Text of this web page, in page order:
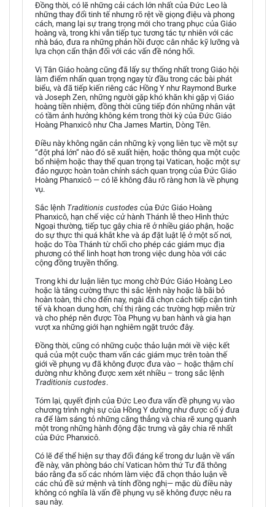
Đồng thời, có lẽ những cải cách lớn nhất của Đức Leo là
những thay đổi tinh tế nhưng rõ rệt về giọng điệu và phong
cách, mang lại sự trang trọng mới cho trang phục của Giáo
hoàng và, trong khi vẫn tiếp tục tương tác tự nhiên với các
nhà báo, đưa ra những phản hồi được cân nhắc kỹ lưỡng và
lựa chọn cẩn thận đối với các vấn đề nóng hổi.
Vị Tân Giáo hoàng cũng đã lấy sự thống nhất trong Giáo hội
làm điểm nhấn quan trọng ngay từ đầu trong các bài phát
biểu, và đã tiếp kiến riêng các Hồng Y như Raymond Burke
và Joseph Zen, những người gặp khó khăn khi gặp vị Giáo
hoàng tiền nhiệm, đồng thời cũng tiếp đón những nhân vật
có tầm ảnh hưởng không kém trong thời kỳ của Đức Giáo
Hoàng Phanxicô như Cha James Martin, Dòng Tên.
Điều này không ngăn cản những kỳ vọng liên tục về một sự
“đột phá lớn” nào đó sẽ xuất hiện, hoặc thông qua một cuộc
bổ nhiệm hoặc thay thế quan trọng tại Vatican, hoặc một sự
đảo ngược hoàn toàn chính sách quan trọng của Đức Giáo
Hoàng Phanxicô — có lẽ không đâu rõ ràng hơn là về phụng
vụ.
Sắc lệnh Traditionis custodes của Đức Giáo Hoàng
Phanxicô, hạn chế việc cử hành Thánh lễ theo Hình thức
Ngoại thường, tiếp tục gây chia rẽ ở nhiều giáo phận, hoặc
do sự thực thi quá khắt khe và áp đặt luật lệ ở một số nơi,
hoặc do Tòa Thánh từ chối cho phép các giám mục địa
phương có thể linh hoạt hơn trong việc dung hòa với các
cộng đồng truyền thống.
Trong khi dư luận liên tục mong chờ Đức Giáo Hoàng Leo
hoặc là tăng cường thực thi sắc lệnh này hoặc là bãi bỏ
hoàn toàn, thì cho đến nay, ngài đã chọn cách tiếp cận tinh
tế và khoan dung hơn, chỉ thị rằng các trường hợp miễn trừ
và cho phép nên được Tòa Phụng vụ ban hành và gia hạn
vượt xa những giới hạn nghiêm ngặt trước đây.
Đồng thời, cũng có những cuộc thảo luận mới về việc kết
quả của một cuộc tham vấn các giám mục trên toàn thế
giới về phụng vụ đã không được đưa vào – hoặc thậm chí
dường như không được xem xét nhiều – trong sắc lệnh
Traditionis custodes.
Tóm lại, quyết định của Đức Leo đưa vấn đề phụng vụ vào
chương trình nghị sự của Hồng Y dường như được cố ý đưa
ra để làm sáng tỏ những căng thẳng và chia rẽ xung quanh
một trong những hành động đặc trưng và gây chia rẽ nhất
của Đức Phanxicô.
Có lẽ để thể hiện sự thay đổi đáng kể trong dư luận về vấn
đề này, văn phòng báo chí Vatican hôm thứ Tư đã thông
báo rằng đa số các nhóm làm việc đã chọn thảo luận về
các chủ đề sứ mệnh và tính đồng nghị— mặc dù điều này
không có nghĩa là vấn đề phụng vụ sẽ không được nêu ra
sau này.